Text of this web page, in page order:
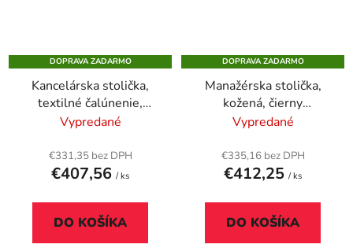
DOPRAVA ZADARMO
Kancelárska stolička,
textilné čalúnenie,
čierny podstavec,
Vypredané
€331,35 bez DPH
€407,56 / ks
DO KOŠÍKA
DOPRAVA ZADARMO
Manažérska stolička,
kožená, čierny
podstavec, "Hawaii",
Vypredané
€335,16 bez DPH
€412,25 / ks
DO KOŠÍKA